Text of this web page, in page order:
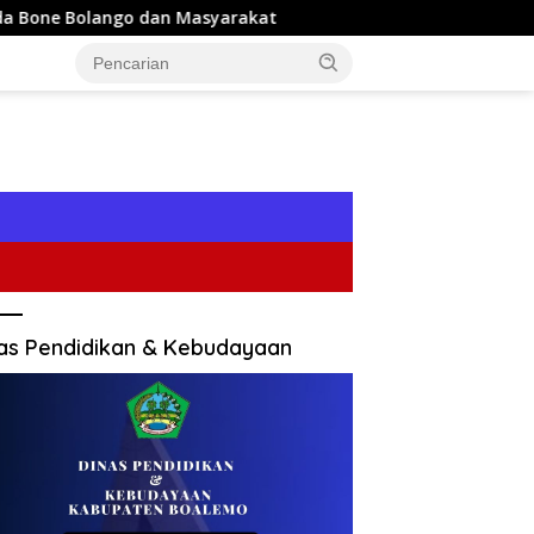
Masyarakat Sekda Iwan Mustapa: Penilaian
Pendidikan & Kebudayaan